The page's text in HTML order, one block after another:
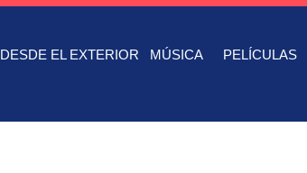
DESDE EL EXTERIOR MÚSICA PELÍCULAS